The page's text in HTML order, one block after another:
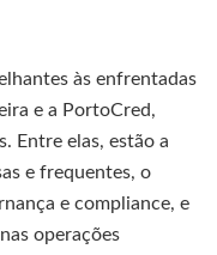
às enfrentadas
e a PortoCred,
Entre elas, estão a
e frequentes, o
e compliance, e
operações